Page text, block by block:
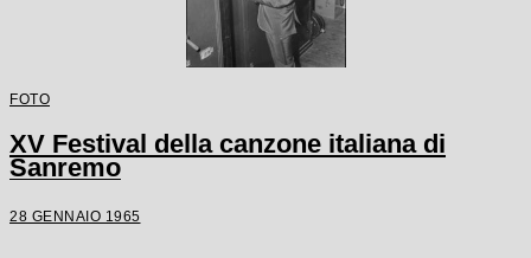
FOTO
XV Festival della canzone italiana di
Sanremo
28 GENNAIO 1965